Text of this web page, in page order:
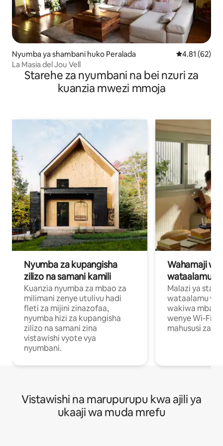
Nyumba ya shambani huko Peralada Ukadiriaji wa
4.81 (62)
La Masia del Jou Vell
Starehe za nyumbani na bei nzuri za
kuanzia mwezi mmoja
Nyumba za kupangisha
zilizo na samani kamili
Kuanzia nyumba za mbao za
milimani zenye utulivu hadi
fleti za mijini zinazofaa,
nyumba hizi za kupangisha
zilizo na samani zina
vistawishi vyote vya
nyumbani.
Wahamaji
wataalamu
Malazi ya
wataalamu
wakiwa mbali
wenye Wi-Fi
mahususi za
Vistawishi na marupurupu kwa ajili ya
ukaaji wa muda mrefu